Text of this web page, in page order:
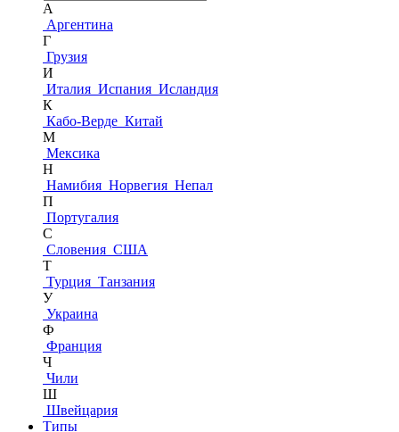
А
Аргентина
Г
Грузия
И
Италия Испания Исландия
К
Кабо-Верде Китай
М
Мексика
Н
Намибия Норвегия Непал
П
Португалия
С
Словения США
Т
Турция Танзания
У
Украина
Ф
Франция
Ч
Чили
Ш
Швейцария
Типы